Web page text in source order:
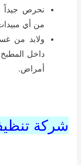
نحرص جيداً
من أي
ولابد من
داخل
أمراض.
شركة